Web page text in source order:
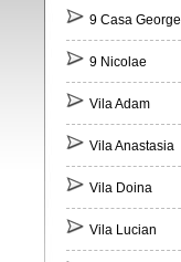
9 Casa George
9 Nicolae
Vila Adam
Vila Anastasia
Vila Doina
Vila Lucian